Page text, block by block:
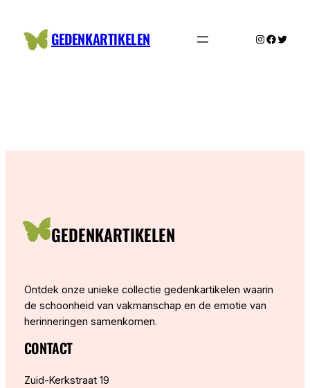
GEDENKARTIKELEN Instagram
Twitter
GEDENKARTIKELEN
Ontdek onze unieke collectie gedenkartikelen waarin
de schoonheid van vakmanschap en de emotie van
herinneringen samenkomen.
CONTACT
Zuid-Kerkstraat 19